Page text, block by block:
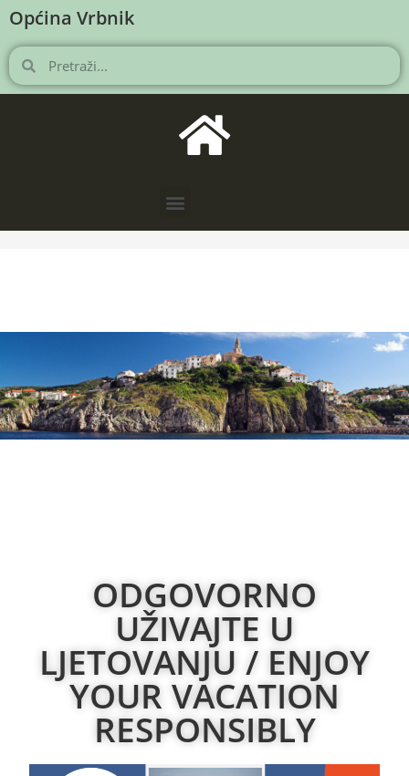
Općina Vrbnik
ODGOVORNO
UŽIVAJTE U
LJETOVANJU / ENJOY
YOUR VACATION
RESPONSIBLY